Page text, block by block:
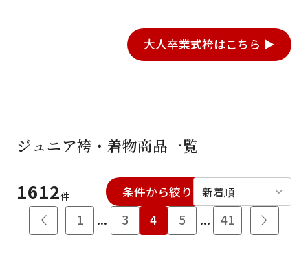
キャンセル 検索する
7月 新着 【 小学生卒業式袴(男の子)簡単着付け 】入荷！
2月 新着 【 小学生卒業式袴(男の子) 】入荷！
1月 新着 【 小学生卒業式袴(男の子) 】入荷！
2025年 1月
1月 新着 【 小学生卒業式袴(女の子) 】入荷！
大人卒業式袴はこちら ▶
ジュニア袴・着物商品一覧
1612件 条件から絞り込む絞り込む
1 ... 3 4 5 ... 41